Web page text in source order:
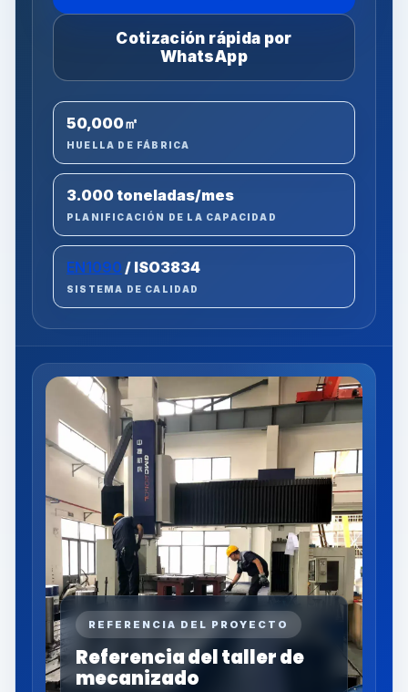
Cotización rápida por
WhatsApp
50,000㎡
HUELLA DE FÁBRICA
3.000 toneladas/mes
PLANIFICACIÓN DE LA CAPACIDAD
EN1090 / ISO3834
SISTEMA DE CALIDAD
REFERENCIA DEL PROYECTO
Referencia del taller de
mecanizado